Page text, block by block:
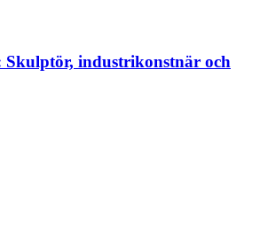
Skulptör, industrikonstnär och